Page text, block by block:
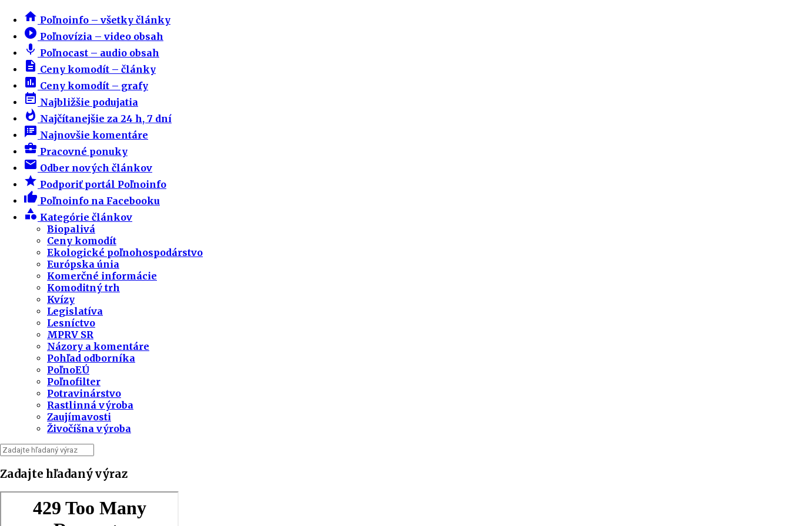
home Poľnoinfo – všetky články
play_circle_filled Poľnovízia – video obsah
mic Poľnocast – audio obsah
description Ceny komodít – články
insert_chart Ceny komodít – grafy
event_note Najbližšie podujatia
whatshot Najčítanejšie za 24 h, 7 dní
speaker_notes Najnovšie komentáre
business_center Pracovné ponuky
email Odber nových článkov
star Podporiť portál Poľnoinfo
thumb_up Poľnoinfo na Facebooku
category Kategórie článkov
Biopalivá
Ceny komodít
Ekologické poľnohospodárstvo
Európska únia
Komerčné informácie
Komoditný trh
Kvízy
Legislatíva
Lesníctvo
MPRV SR
Názory a komentáre
Pohľad odborníka
PoľnoEÚ
Poľnofilter
Potravinárstvo
Rastlinná výroba
Zaujímavosti
Živočíšna výroba
Zadajte hľadaný výraz